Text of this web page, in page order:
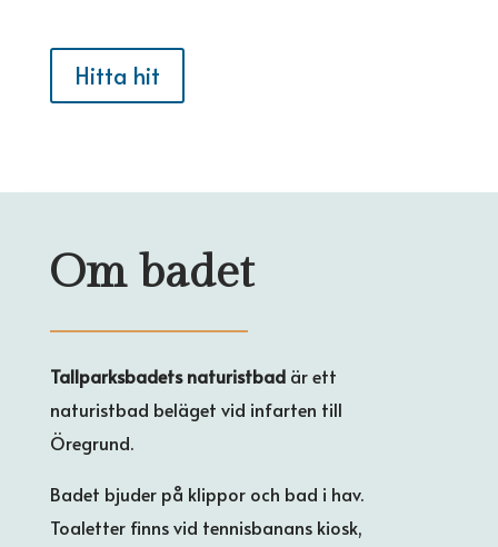
Hitta hit
Om badet
Tallparksbadets naturistbadär ett
naturistbad beläget vid infarten till
Öregrund.
Badet bjuder på klippor och bad i hav.
Toaletter finns vid tennisbanans kiosk,